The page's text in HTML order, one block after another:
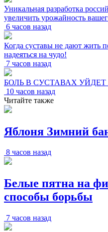
Уникальная разработка
увеличить урожайность
6 часов назад
Когда суставы не дают жить
надеяться на чудо!
7 часов назад
БОЛЬ В СУСТАВАХ УЙДЕТ
10 часов назад
Читайте также
Яблоня Зимний
8 часов назад
Белые пятна на
способы борьбы
7 часов назад